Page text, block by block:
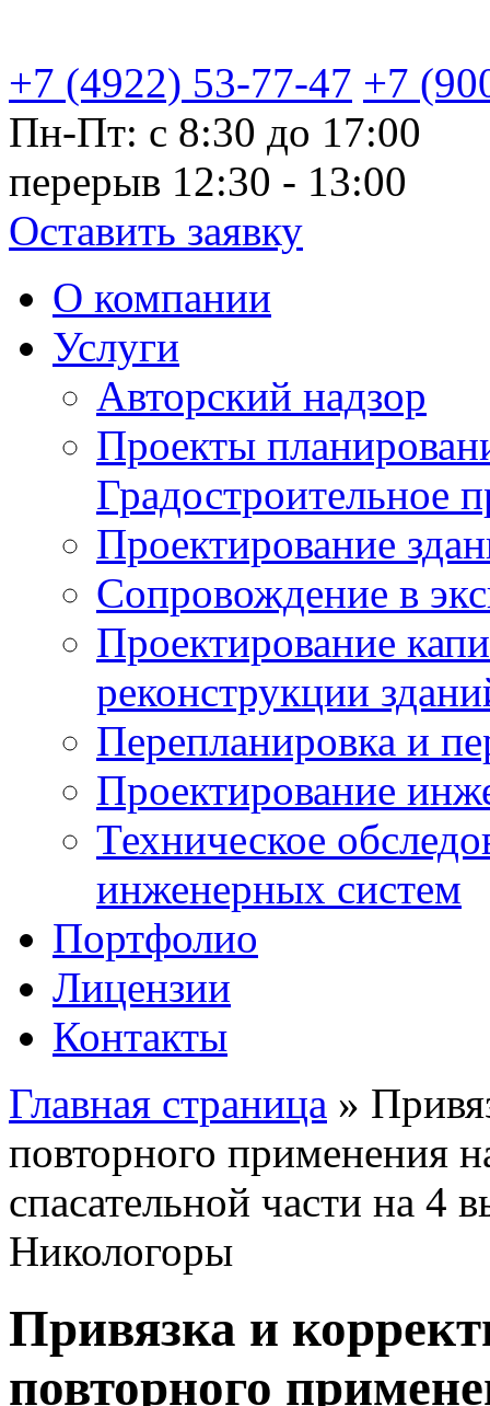
+7 (4922) 53-77-47 +7
Пн-Пт: с 8:30 до 17:00
перерыв 12:30 - 13:00
Оставить заявку
О компании
Услуги
Авторский надзор
Проекты
Градостроительное
Проектирование
Сопровождение в
Проектирование
реконструкции
Перепланировка и
Проектирование
Техническое
инженерных систем
Портфолио
Лицензии
Контакты
Главная страница »
повторного применения
спасательной части на 4
Никологоры
Привязка и
повторного